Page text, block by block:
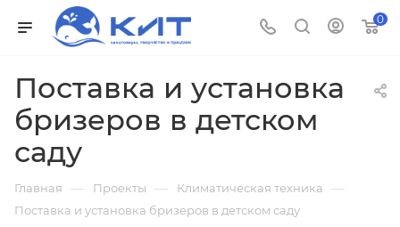
0
Поставка и установка
бризеров в детском
саду
Главная — Проекты — Климатическая техника —
Поставка и установка бризеров в детском саду